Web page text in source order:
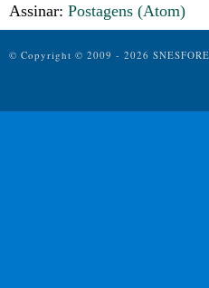
Assinar: Postagens (Atom)
© Copyright © 2009 - 2026